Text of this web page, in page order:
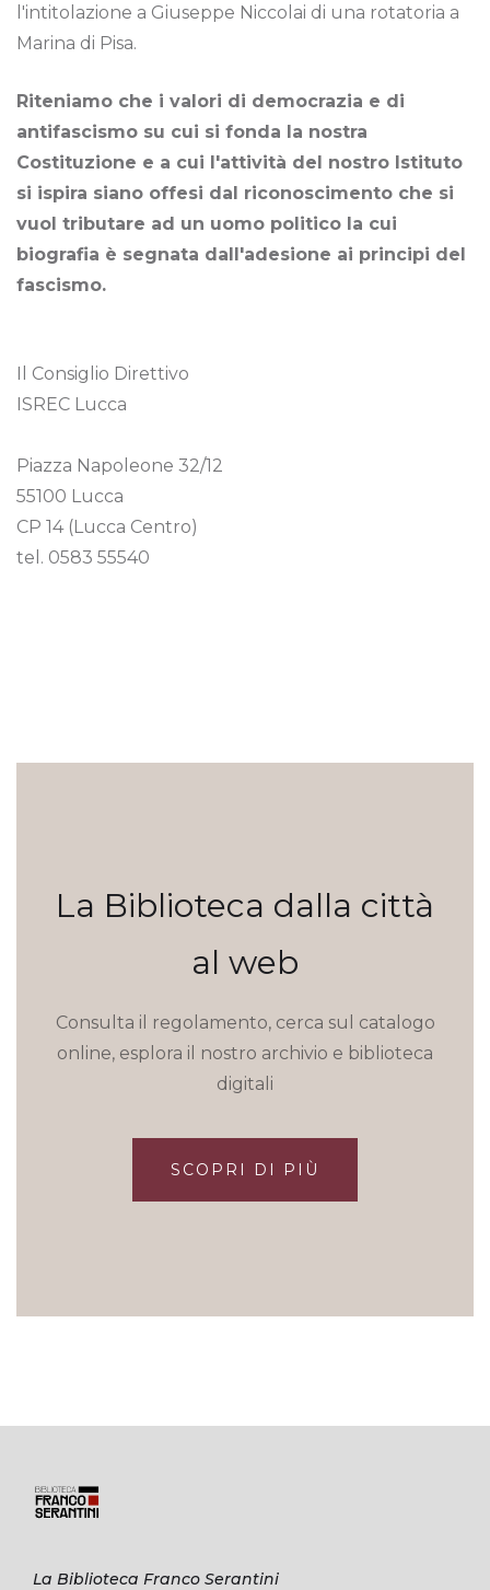
l'intitolazione a Giuseppe Niccolai di una rotatoria a
Marina di Pisa.
Riteniamo che i valori di democrazia e di
antifascismo su cui si fonda la nostra
Costituzione e a cui l'attività del nostro lstituto
si ispira siano offesi dal riconoscimento che si
vuol tributare ad un uomo politico la cui
biografia è segnata dall'adesione ai principi del
fascismo.
Il Consiglio Direttivo
ISREC Lucca
Piazza Napoleone 32/12
55100 Lucca
CP 14 (Lucca Centro)
tel. 0583 55540
La Biblioteca dalla città
al web
Consulta il regolamento, cerca sul catalogo
online, esplora il nostro archivio e biblioteca
digitali
SCOPRI DI PIÙ
La Biblioteca Franco Serantini